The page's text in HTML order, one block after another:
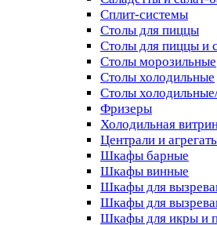
Сплит-системы
Столы для пиццы
Столы для пиццы и
Столы морозильные
Столы холодильные
Столы
Фризеры
Холодильная
Централи и
Шкафы барные
Шкафы винные
Шкафы для
Шкафы для
Шкафы для икры и